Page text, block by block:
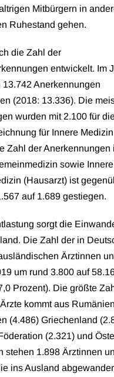
Mitbürgern in
Ruhestand gehen.
die Zahl der
entwickelt. Im
13.742 Anerkennungen
(2018: 13.336). Die
wurden mit 2.100 für
für Innere Medizin
Zahl der Anerkennungen
sowie
(Hausarzt) ist
auf 1.689 gestiegen.
sorgt die
Die Zahl der in
Ärztinnen
um rund 3.800 auf
Prozent). Die größte
kommt aus Rumänien
(4.486) Griechenland
(2.321) und
stehen 1.898 Ärztinnen
ins Ausland